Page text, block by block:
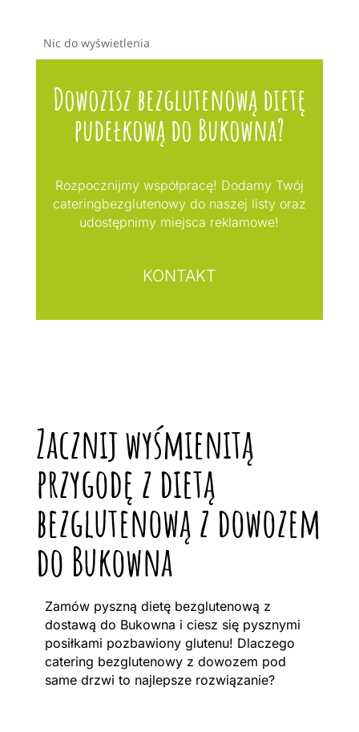
Nic do wyświetlenia
Dowozisz bezglutenową dietę
pudełkową do Bukowna?
Rozpocznijmy współpracę! Dodamy Twój
cateringbezglutenowy do naszej listy oraz
udostępnimy miejsca reklamowe!
KONTAKT
Zacznij wyśmienitą
przygodę z dietą
bezglutenową z dowozem
do Bukowna
Zamów pyszną dietę bezglutenową z
dostawą do Bukowna i ciesz się pysznymi
posiłkami pozbawiony glutenu! Dlaczego
catering bezglutenowy z dowozem pod
same drzwi to najlepsze rozwiązanie?